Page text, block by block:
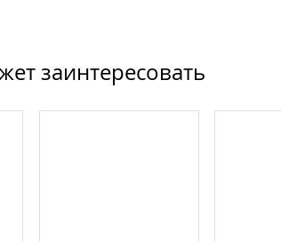
услуг:
";
заинтересовать